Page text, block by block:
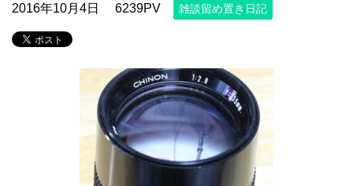
2016年10月4日 6239PV 雑談留め置き日記